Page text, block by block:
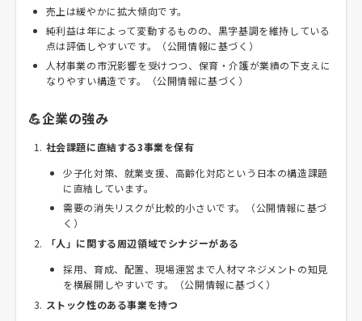
売上は緩やかに拡大傾向です。
純利益は年によって変動するものの、黒字基調を維持している
点は評価しやすいです。（公開情報に基づく）
人材事業の市況影響を受けつつ、保育・介護が業績の下支えに
なりやすい構造です。（公開情報に基づく）
💪企業の強み
社会課題に直結する3事業を保有
少子化対策、就業支援、高齢化対応という日本の構造課題
に直結しています。
需要の消失リスクが比較的小さいです。（公開情報に基づ
く）
「人」に関する周辺領域でシナジーがある
採用、育成、配置、現場運営まで人材マネジメントの知見
を横展開しやすいです。（公開情報に基づく）
ストック性のある事業を持つ